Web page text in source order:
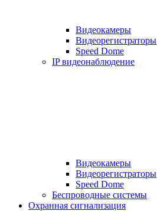
Видеокамеры
Видеорегистраторы
Speed Dome
IP видеонаблюдение
Видеокамеры
Видеорегистраторы
Speed Dome
Беспроводные системы
Охранная сигнализация